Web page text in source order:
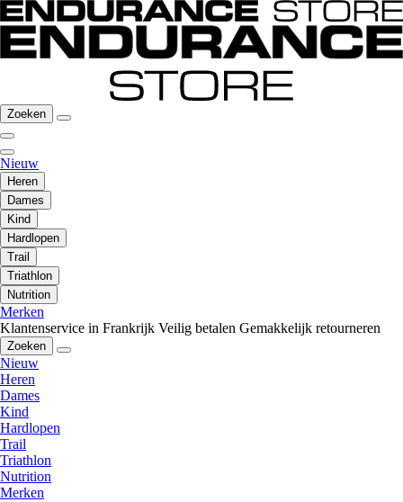
Zoeken
Nieuw
Heren
Dames
Kind
Hardlopen
Trail
Triathlon
Nutrition
Merken
Klantenservice in Frankrijk Veilig betalen Gemakkelijk retourneren
Zoeken
Nieuw
Heren
Dames
Kind
Hardlopen
Trail
Triathlon
Nutrition
Merken